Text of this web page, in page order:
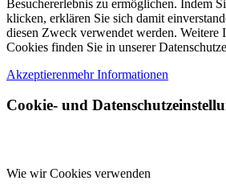
Besuchererlebnis zu ermöglichen. Indem
klicken, erklären Sie sich damit
diesen Zweck verwendet werden. Weitere
Cookies finden Sie in unserer
Akzeptierenmehr Informationen
Cookie- und
Wie wir Cookies verwenden